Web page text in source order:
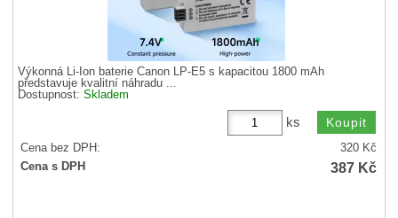
Výkonná Li-Ion baterie Canon LP-E5 s kapacitou 1800 mAh
představuje kvalitní náhradu ...
Dostupnost:Skladem
ks
Cena bez DPH: 320 Kč
Cena s DPH
387 Kč